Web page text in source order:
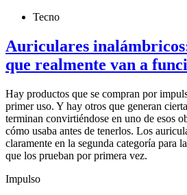
Tecno
Auriculares
que realmente van a
Hay productos que se compran por
primer uso. Y hay otros que generan
terminan convirtiéndose en uno de esos
cómo usaba antes de tenerlos. Los
claramente en la segunda categoría para
que los prueban por primera vez.
Impulso